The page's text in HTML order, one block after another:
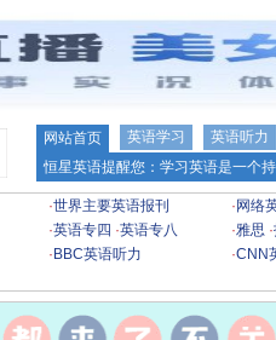
网站首页 英语学习 英语听力
恒星英语提醒您：学习英语是一个
·世界主要英语报刊 · 网络
·英语专四 ·英语专八 ·雅思 ·
· BBC英语听力 ·CNN